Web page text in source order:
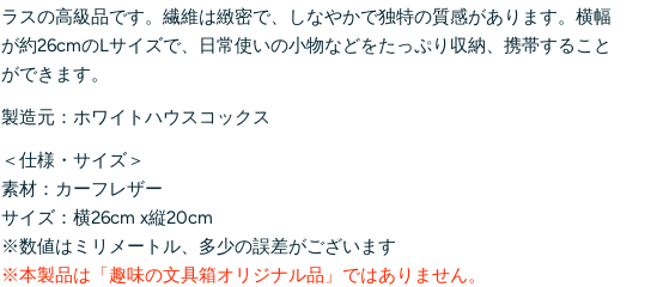
ラスの高級品です。繊維は緻密で、しなやかで独特の質感があります。横幅
が約26cmのLサイズで、日常使いの小物などをたっぷり収納、携帯すること
ができます。
製造元：ホワイトハウスコックス
＜仕様・サイズ＞
素材： カーフレザー
サイズ：横26cm x縦20cm
※数値はミリメートル、多少の誤差がございます
※本製品は「趣味の文具箱オリジナル品」ではありません。